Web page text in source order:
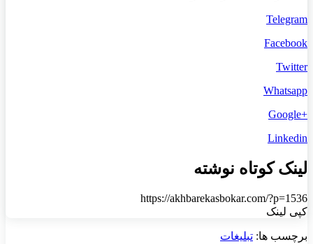
Telegram
Facebook
Twitter
Whatsapp
+Google
Linkedin
لینک کوتاه نوشته
https://akhbarekasbokar.com/?p=1536
کپی لینک
برچسب ها: تبلیغات